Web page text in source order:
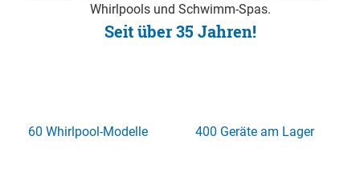
Whirlpools und Schwimm-Spas.
Seit über 35 Jahren!
60 Whirlpool-Modelle 400 Geräte am Lager